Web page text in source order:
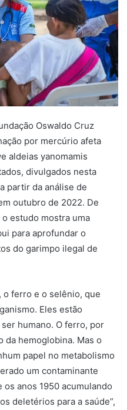
Oswaldo Cruz
por mercúrio afeta
aldeias yanomamis
divulgados nesta
partir da análise de
outubro de 2022. De
estudo mostra uma
para aprofundar o
do garimpo ilegal de
o ferro e o selênio, que
Eles estão
humano. O ferro, por
da hemoglobina. Mas o
papel no metabolismo
um contaminante
anos 1950 acumulando
deletérios para a saúde”,